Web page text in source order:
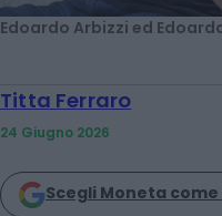
Edoardo Arbizzi ed
Titta Ferraro
24 Giugno 2026
Scegli Moneta